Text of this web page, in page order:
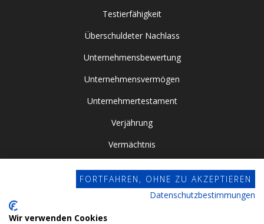
Testierfähigkeit
Überschuldeter Nachlass
Unternehmensbewertung
Unternehmensvermögen
Unternehmertestament
Verjährung
Vermächtnis
Vorsorgevollmacht
FORTFAHREN, OHNE ZU AKZEPTIEREN
Datenschutzbestimmungen
Wir verwenden Cookies